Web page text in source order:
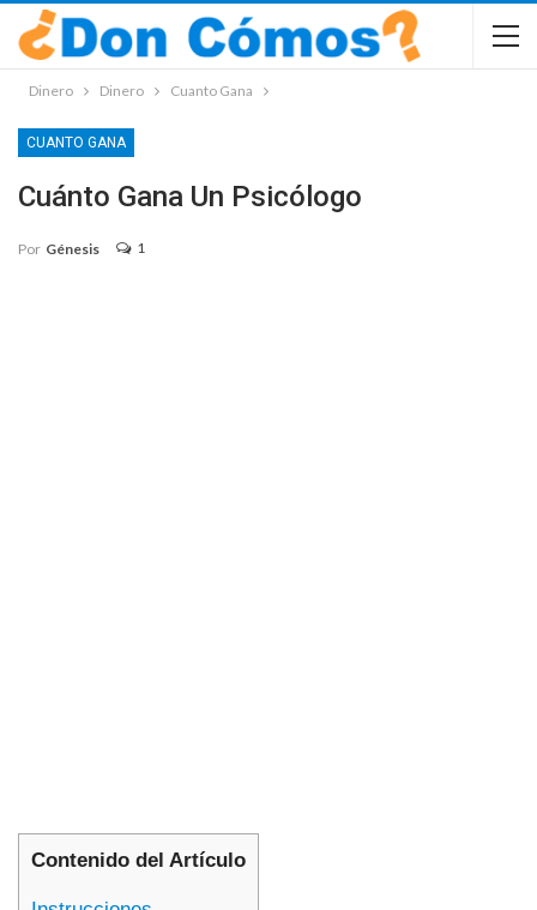
Dinero Dinero Cuanto Gana
CUANTO GANA
Cuánto Gana Un Psicólogo
Por Génesis 1
Contenido del Artículo